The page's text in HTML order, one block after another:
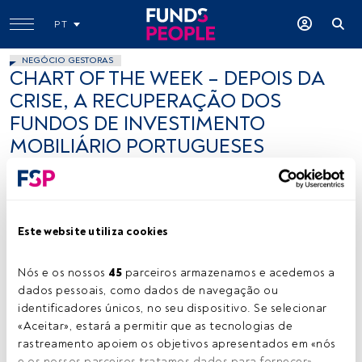
Este website utiliza cookies
Nós e os nossos 45 parceiros armazenamos e acedemos a
dados pessoais, como dados de navegação ou
identificadores únicos, no seu dispositivo. Se selecionar
«Aceitar», estará a permitir que as tecnologias de
rastreamento apoiem os objetivos apresentados em «nós
PT
NEGÓCIO GESTORAS
CHART OF THE WEEK – DEPOIS DA
CRISE, A RECUPERAÇÃO DOS
FUNDOS DE INVESTIMENTO
MOBILIÁRIO PORTUGUESES
Sérgio Brito
Photo by calvin chou on Unsplash